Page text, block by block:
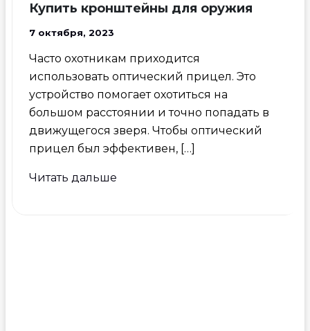
Купить кронштейны для оружия
7 октября, 2023
Часто охотникам приходится
использовать оптический прицел. Это
устройство помогает охотиться на
большом расстоянии и точно попадать в
движущегося зверя. Чтобы оптический
прицел был эффективен, […]
Купить
Читать дальше